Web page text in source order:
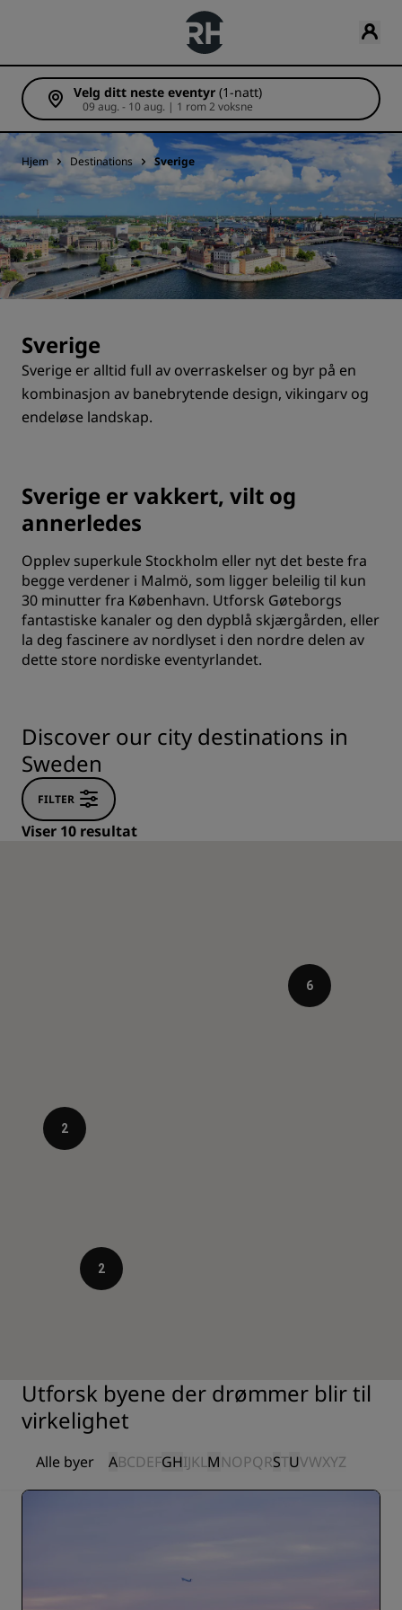
Velg ditt neste eventyr (1-natt)
09 aug. - 10 aug. | 1 rom 2 voksne
Hjem Destinations Sverige
Sverige
Sverige er alltid full av overraskelser og byr på en
kombinasjon av banebrytende design, vikingarv og
endeløse landskap.
Sverige er vakkert, vilt og
annerledes
Opplev superkule Stockholm eller nyt det beste fra
begge verdener i Malmö, som ligger beleilig til kun
30 minutter fra København. Utforsk Gøteborgs
fantastiske kanaler og den dypblå skjærgården, eller
la deg fascinere av nordlyset i den nordre delen av
dette store nordiske eventyrlandet.
Discover our city destinations in
Sweden
FILTER
Viser 10 resultat
6
2
2
Utforsk byene der drømmer blir til
virkelighet
Alle byer ABCDEFGHIJKLMNOPQRSTUVWXYZ